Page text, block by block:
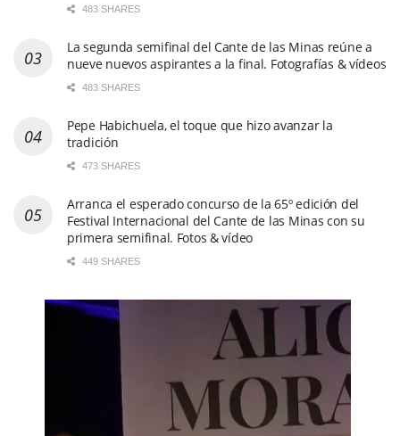
483 SHARES
La segunda semifinal del Cante de las Minas reúne a
nueve nuevos aspirantes a la final. Fotografías & vídeos
483 SHARES
Pepe Habichuela, el toque que hizo avanzar la
tradición
473 SHARES
Arranca el esperado concurso de la 65º edición del
Festival Internacional del Cante de las Minas con su
primera semifinal. Fotos & vídeo
449 SHARES